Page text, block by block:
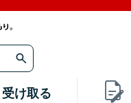
受け取る